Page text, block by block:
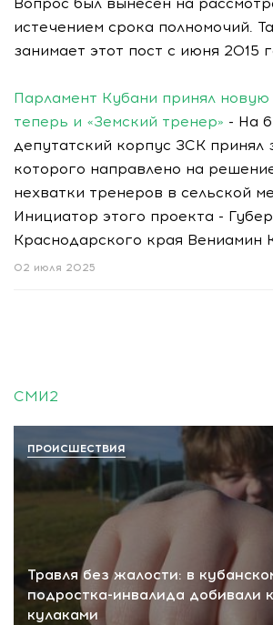
истечением срока полномочий.
занимает этот пост с июня 2015
Парламент Кубани принял
теперь и «Земский тренер» - На
депутатский корпус ЗСК принял
которого направлено на
нехватки тренеров в сельской
Инициатор этого проекта -
Краснодарского края Вениамин
02 июля 2025
СМИ2
Травля без жалости: в
подростка-инвалида добивали
кулаками
ПРОИСШЕСТВИЯ